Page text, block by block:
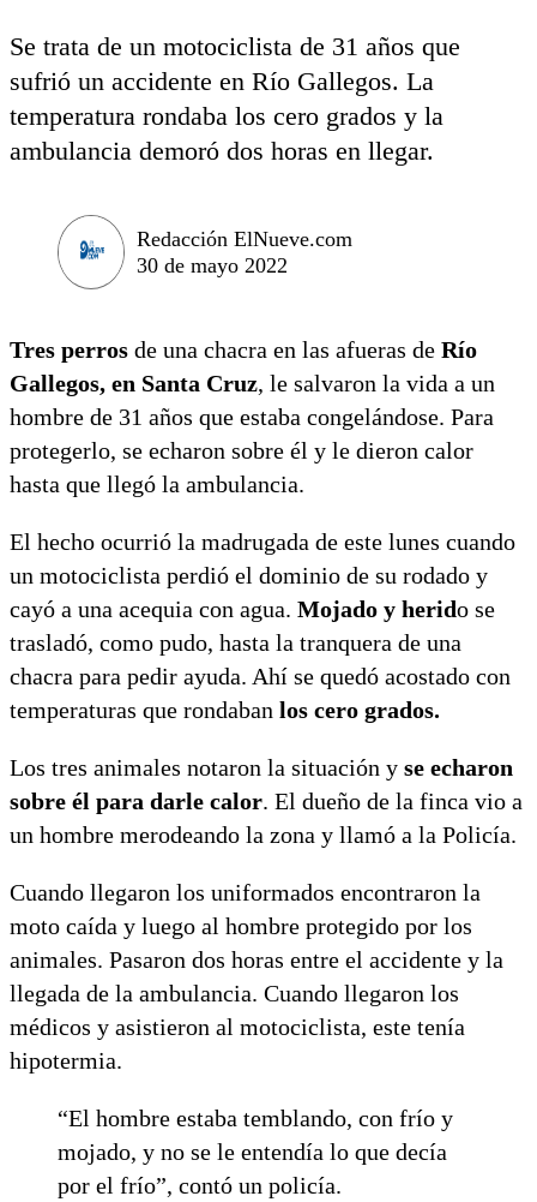
Se trata de un motociclista de 31 años que
sufrió un accidente en Río Gallegos. La
temperatura rondaba los cero grados y la
ambulancia demoró dos horas en llegar.
Redacción ElNueve.com
30 de mayo 2022
Tres perros de una chacra en las afueras de Río
Gallegos, en Santa Cruz, le salvaron la vida a un
hombre de 31 años que estaba congelándose. Para
protegerlo, se echaron sobre él y le dieron calor
hasta que llegó la ambulancia.
El hecho ocurrió la madrugada de este lunes cuando
un motociclista perdió el dominio de su rodado y
cayó a una acequia con agua. Mojado y herido se
trasladó, como pudo, hasta la tranquera de una
chacra para pedir ayuda. Ahí se quedó acostado con
temperaturas que rondaban los cero grados.
Los tres animales notaron la situación y se echaron
sobre él para darle calor. El dueño de la finca vio a
un hombre merodeando la zona y llamó a la Policía.
Cuando llegaron los uniformados encontraron la
moto caída y luego al hombre protegido por los
animales. Pasaron dos horas entre el accidente y la
llegada de la ambulancia. Cuando llegaron los
médicos y asistieron al motociclista, este tenía
hipotermia.
“El hombre estaba temblando, con frío y
mojado, y no se le entendía lo que decía
por el frío”, contó un policía.